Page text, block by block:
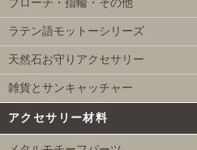
ブローチ・指輪・その他
ラテン語モットーシリーズ
天然石お守りアクセサリー
雑貨とサンキャッチャー
アクセサリー材料